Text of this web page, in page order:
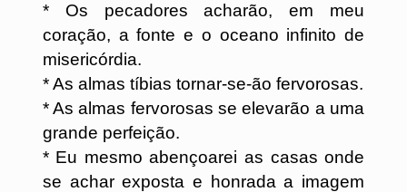
* Os pecadores acharão, em meu
coração, a fonte e o oceano infinito de
misericórdia.
* As almas tíbias tornar-se-ão fervorosas.
* As almas fervorosas se elevarão a uma
grande perfeição.
* Eu mesmo abençoarei as casas onde
se achar exposta e honrada a imagem